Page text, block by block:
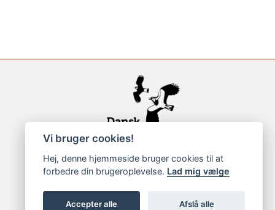
Vi bruger cookies!
Hej, denne hjemmeside bruger cookies til at
forbedre din brugeroplevelse. Lad mig vælge
Accepter alle Afslå alle